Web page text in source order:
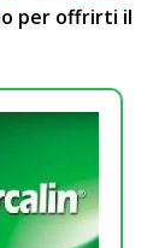
per offrirti il